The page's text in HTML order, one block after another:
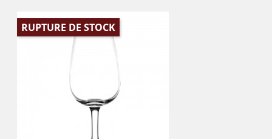
RUPTURE DE STOCK